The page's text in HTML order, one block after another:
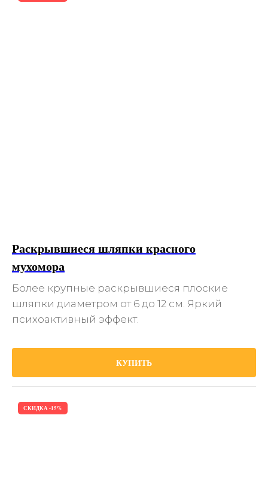
Раскрывшиеся шляпки красного
мухомора
Более крупные раскрывшиеся плоские
шляпки диаметром от 6 до 12 см. Яркий
психоактивный эффект.
КУПИТЬ
СКИДКА -15%